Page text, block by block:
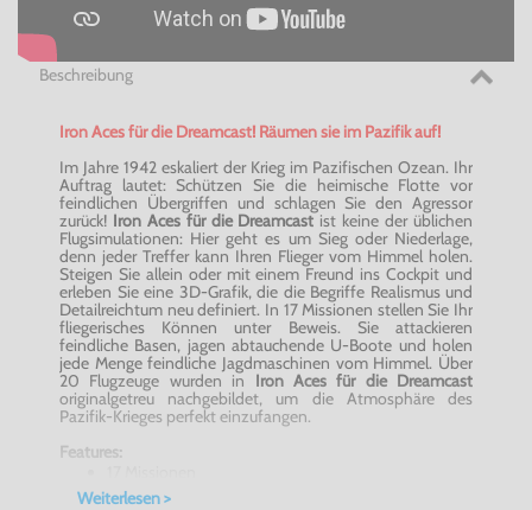
Beschreibung
Iron Aces für die Dreamcast! Räumen sie im Pazifik auf!
Im Jahre 1942 eskaliert der Krieg im Pazifischen Ozean. Ihr
Auftrag lautet: Schützen Sie die heimische Flotte vor
feindlichen Übergriffen und schlagen Sie den Agressor
zurück! Iron Aces für die Dreamcastist keine der üblichen
Flugsimulationen: Hier geht es um Sieg oder Niederlage,
denn jeder Treffer kann Ihren Flieger vom Himmel holen.
Steigen Sie allein oder mit einem Freund ins Cockpit und
erleben Sie eine 3D-Grafik, die die Begriffe Realismus und
Detailreichtum neu definiert. In 17 Missionen stellen Sie Ihr
fliegerisches Können unter Beweis. Sie attackieren
feindliche Basen, jagen abtauchende U-Boote und holen
jede Menge feindliche Jagdmaschinen vom Himmel. Über
20 Flugzeuge wurden in Iron Aces für die Dreamcast
originalgetreu nachgebildet, um die Atmosphäre des
Pazifik-Krieges perfekt einzufangen.
Features:
Über 20 Flugzeuge
Weiterlesen >